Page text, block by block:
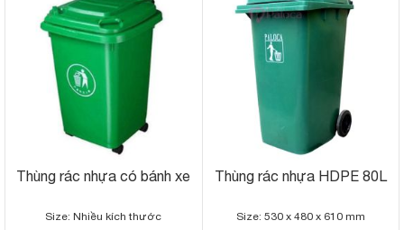
Thùng rác nhựa có bánh xe
Size: Nhiều kích thước
Thùng rác nhựa HDPE 80L
Size: 530 x 480 x 610 mm